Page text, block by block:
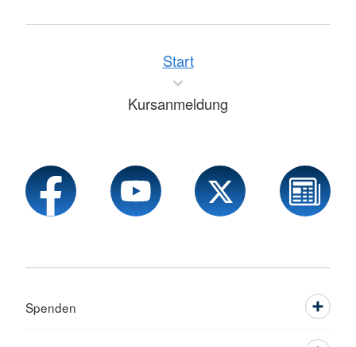
Start
Kursanmeldung
Spenden